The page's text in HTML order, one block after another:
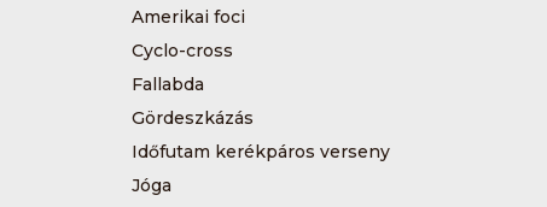
Amerikai foci
Cyclo-cross
Fallabda
Gördeszkázás
Időfutam kerékpáros verseny
Jóga